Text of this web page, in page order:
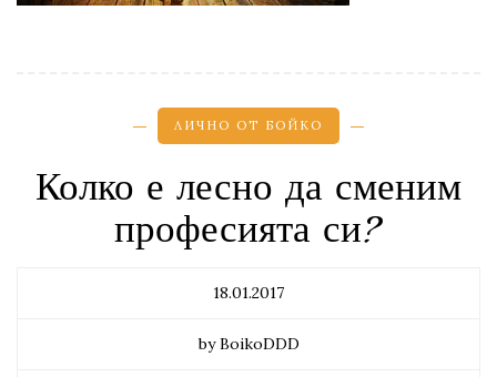
ЛИЧНО ОТ БОЙКО
Колко е лесно да сменим
професията си?
18.01.2017
by BoikoDDD